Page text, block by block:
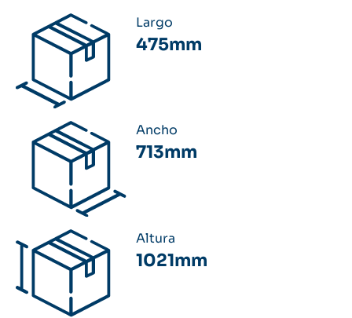
Largo
475mm
Ancho
713mm
Altura
1021mm